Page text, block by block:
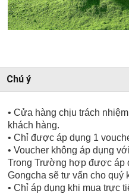
Chú ý
• Cửa hàng chịu trách
khách hàng.
• Chỉ được áp dụng 1
• Voucher không áp dụng
Trong Trường hợp được áp
Gongcha sẽ tư vấn cho quý
• Chỉ áp dụng khi mua trực